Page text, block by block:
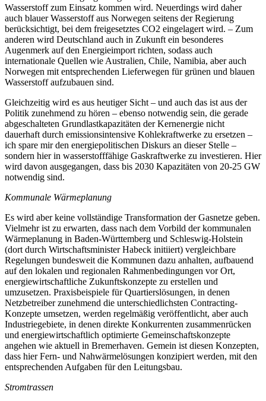
Wasserstoff zum Einsatz kommen wird. Neuerdings wird daher
auch blauer Wasserstoff aus Norwegen seitens der Regierung
berücksichtigt, bei dem freigesetztes CO2 eingelagert wird. – Zum
anderen wird Deutschland auch in Zukunft ein besonderes
Augenmerk auf den Energieimport richten, sodass auch
internationale Quellen wie Australien, Chile, Namibia, aber auch
Norwegen mit entsprechenden Lieferwegen für grünen und blauen
Wasserstoff aufzubauen sind.
Gleichzeitig wird es aus heutiger Sicht – und auch das ist aus der
Politik zunehmend zu hören – ebenso notwendig sein, die gerade
abgeschalteten Grundlastkapazitäten der Kernenergie nicht
dauerhaft durch emissionsintensive Kohlekraftwerke zu ersetzen –
ich spare mir den energiepolitischen Diskurs an dieser Stelle –
sondern hier in wasserstofffähige Gaskraftwerke zu investieren. Hier
wird davon ausgegangen, dass bis 2030 Kapazitäten von 20-25 GW
notwendig sind.
Kommunale Wärmeplanung
Es wird aber keine vollständige Transformation der Gasnetze geben.
Vielmehr ist zu erwarten, dass nach dem Vorbild der kommunalen
Wärmeplanung in Baden-Württemberg und Schleswig-Holstein
(dort durch Wirtschaftsminister Habeck initiiert) vergleichbare
Regelungen bundesweit die Kommunen dazu anhalten, aufbauend
auf den lokalen und regionalen Rahmenbedingungen vor Ort,
energiewirtschaftliche Zukunftskonzepte zu erstellen und
umzusetzen. Praxisbeispiele für Quartierslösungen, in denen
Netzbetreiber zunehmend die unterschiedlichsten Contracting-
Konzepte umsetzen, werden regelmäßig veröffentlicht, aber auch
Industriegebiete, in denen direkte Konkurrenten zusammenrücken
und energiewirtschaftlich optimierte Gemeinschaftskonzepte
angehen wie aktuell in Bremerhaven. Gemein ist diesen Konzepten,
dass hier Fern- und Nahwärmelösungen konzipiert werden, mit den
entsprechenden Aufgaben für den Leitungsbau.
Stromtrassen